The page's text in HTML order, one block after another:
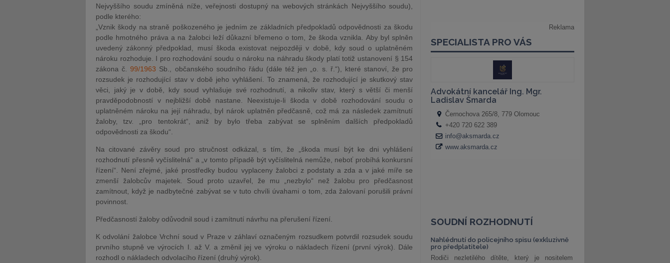
Nejvyššího soudu zmíněná níže, veřejnosti dostupný na webových stránkách Nejvyššího soudu),
podle kterého:
„Vznik škody na straně poškozeného je jedním ze základních předpokladů odpovědnosti za škodu
podle hmotného práva a na žalobci leží důkazní břemeno o tom, že škoda vznikla. Aby byl splněn
uvedený zákonný předpoklad, musí škoda existovat nejpozději v době, kdy soud o uplatněném
nároku rozhoduje. I pro rozhodování soudu o nároku na náhradu škody platí totiž ustanovení § 154
zákona č.99/1963 Sb., občanského soudního řádu (dále též jen „o. s. ř.“), které stanoví, že pro
rozsudek je rozhodující stav v době jeho vyhlášení. To znamená, že rozhodující je skutkový stav
věci, jaký je v době, kdy soud vyhlašuje své rozhodnutí, a nikoliv stav, který s větší či menší
pravděpodobností v nejbližší době nastane. Neexistuje-li škoda v době rozhodování soudu o
uplatněném nároku na její náhradu, byl nárok uplatněn předčasně, což má za následek zamítnutí
žaloby, tzv. „pro tentokrát“, aniž by bylo třeba zabývat se splněním dalších předpokladů
odpovědnosti za škodu“.
Na citované závěry soud pro stručnost odkázal, s tím, že „škoda musí být ke dni vyhlášení
rozhodnutí přesně vyčíslitelná“ a „v tomto případě být vyčíslitelná nemůže, neboť probíhá konkursní
řízení“. Není zřejmé, jaké prostředky budou vyplaceny žalobci z podstaty a zda a v jaké míře se
zmenší žalobcův majetek. Soud proto uzavřel, že mu „nezbylo“ než žalobu pro předčasnost
zamítnout, když je nadbytečné zabývat se v tuto chvíli úvahami o tom, zda žalovaní porušili právní
povinnost.
Předčasností žaloby odůvodnil soud i zamítnutí návrhu na přerušení řízení.
K odvolání žalobce Vrchní soud v Praze v záhlaví označeným rozsudkem potvrdil rozsudek soudu
prvního stupně ve výrocích I. až V. a změnil jej ve výroku o nákladech řízení (první výrok). Dále
rozhodl o nákladech odvolacího řízení (druhý výrok).
SOUDNÍ ROZHODNUTÍ
Nahlédnutí do policejního spisu (exkluzivně
pro předplatitele)
Rodiči nezletilého dítěte, který je nositelem